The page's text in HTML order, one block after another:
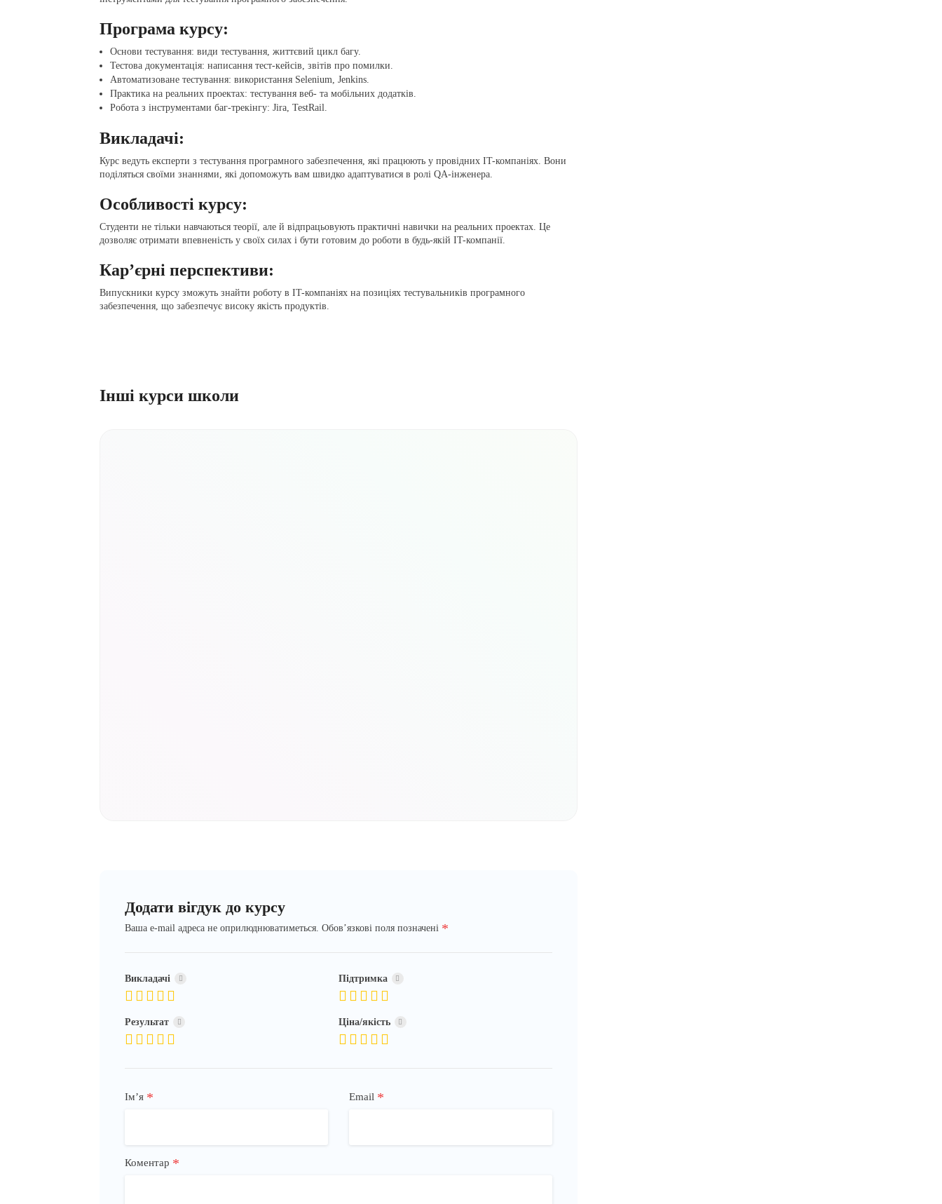
Програма курсу:
Основи тестування: види тестування, життєвий цикл багу.
Тестова документація: написання тест-кейсів, звітів про помилки.
Автоматизоване тестування: використання Selenium, Jenkins.
Практика на реальних проектах: тестування веб- та мобільних додатків.
Робота з інструментами баг-трекінгу: Jira, TestRail.
Викладачі:
Курс ведуть експерти з тестування програмного забезпечення, які працюють у провідних IT-компаніях. Вони
поділяться своїми знаннями, які допоможуть вам швидко адаптуватися в ролі QA-інженера.
Особливості курсу:
Студенти не тільки навчаються теорії, але й відпрацьовують практичні навички на реальних проектах. Це
дозволяє отримати впевненість у своїх силах і бути готовим до роботи в будь-якій IT-компанії.
Кар’єрні перспективи:
Випускники курсу зможуть знайти роботу в IT-компаніях на позиціях тестувальників програмного
забезпечення, що забезпечує високу якість продуктів.
Інші курси школи
Додати вігдук до курсу
Ваша e-mail адреса не оприлюднюватиметься. Обов’язкові поля позначені *
Викладачі Підтримка
Результат Ціна/якість
Імʼя * Email *
Коментар *